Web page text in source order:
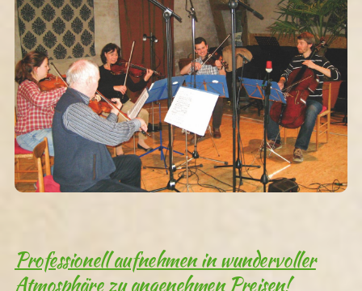
Professionell aufnehmen in wundervoller
Atmosphäre zu angenehmen Preisen!